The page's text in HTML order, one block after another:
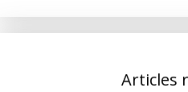
Articles